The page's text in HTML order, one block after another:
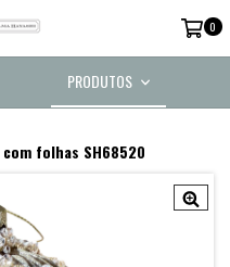
0
PRODUTOS
folhas SH68520